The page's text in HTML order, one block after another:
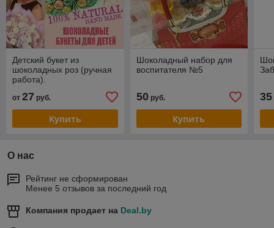
Детский букет из
шоколадных роз (ручная
работа).
от 27 руб.
Купить
Шоколадный набор для
воспитателя №5
50руб.
Купить
35
О нас
Рейтинг не сформирован
Менее 5 отзывов за последний год
Компания продает на Deal.by